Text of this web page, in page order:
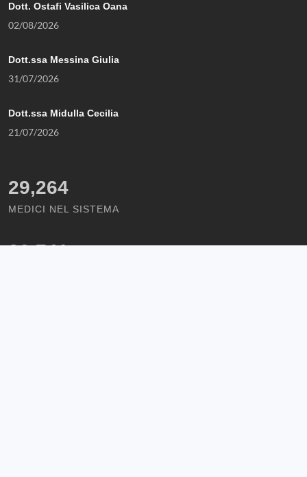
Dott. Ostafi Vasilica Oana
02/08/2026
Dott.ssa Messina Giulia
31/07/2026
Dott.ssa Midulla Cecilia
21/07/2026
29,264
MEDICI NEL SISTEMA
30,741